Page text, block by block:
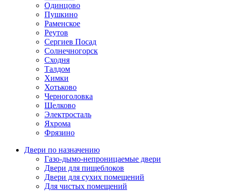
Одинцово
Пушкино
Раменское
Реутов
Сергиев Посад
Солнечногорск
Сходня
Талдом
Химки
Хотьково
Черноголовка
Щелково
Электросталь
Яхрома
Фрязино
Двери по назначению
Газо-дымо-непроницаемые двери
Двери для пищеблоков
Двери для сухих помещений
Для чистых помещений